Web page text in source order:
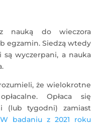
nauką do wieczora
egzamin. Siedzą wtedy
wyczerpani, a nauka
że wielokrotne
Opłaca się
(lub tygodni) zamiast
W badaniu z 2021 roku